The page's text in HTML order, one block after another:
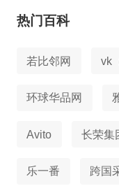
热门百科
若比邻网 vk
环球华品网
Avito 长荣集
乐一番 跨国